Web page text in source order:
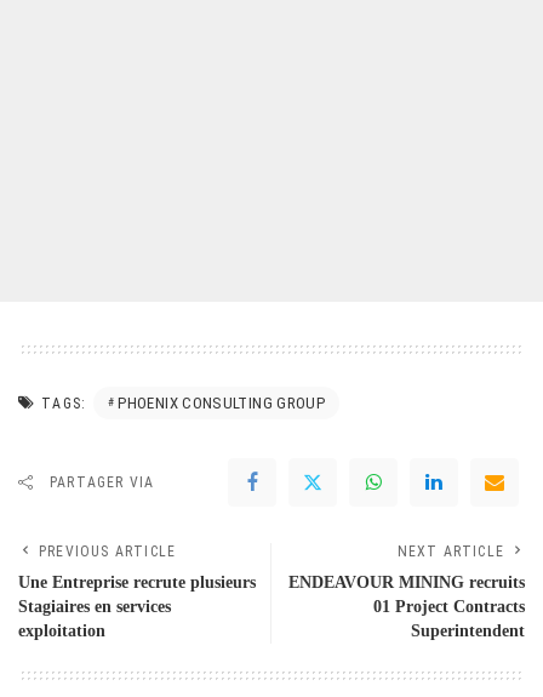
TAGS: PHOENIX CONSULTING GROUP
PARTAGER VIA
PREVIOUS ARTICLE
Une Entreprise recrute plusieurs
Stagiaires en services
exploitation
NEXT ARTICLE
ENDEAVOUR MINING recruits
01 Project Contracts
Superintendent